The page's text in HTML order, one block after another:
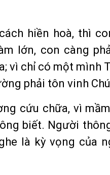
hiền hoà, thì
lớn, con càng
vì chỉ có một mình
phải tôn vinh
cứu chữa, vì
biết. Người
là kỳ vọng của